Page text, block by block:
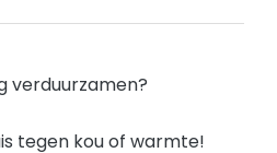
verduurzamen?
tegen kou of warmte!